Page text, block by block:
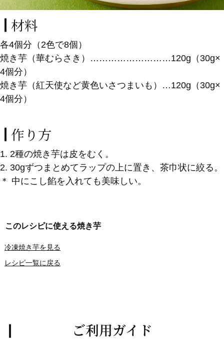
材料
各4個分（2色で8個）
焼き芋（華むらさき）………………………120g（30g×
4個分）
焼き芋（紅天使など黄色いさつまいも）…120g（30g×
4個分）
作り方
1. 2種の焼き芋は皮をむく。
2. 30gずつまとめてラップの上に置き、茶巾状に絞る。
＊ 中にこし餡を入れても美味しい。
このレシピに使える焼き芋
冷凍焼き芋を見る
レシピ一覧に戻る
ご利用ガイド